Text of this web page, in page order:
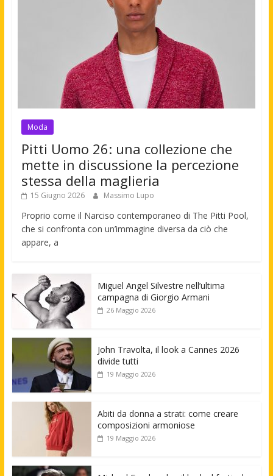
Moda
Pitti Uomo 26: una collezione che
mette in discussione la percezione
stessa della maglieria
15 Giugno 2026 Massimo Lupo
Proprio come il Narciso contemporaneo di The Pitti Pool,
che si confronta con un’immagine diversa da ciò che
appare, a
Miguel Angel Silvestre nell’ultima
campagna di Giorgio Armani
26 Maggio 2026
John Travolta, il look a Cannes 2026
divide tutti
19 Maggio 2026
Abiti da donna a strati: come creare
composizioni armoniose
19 Maggio 2026